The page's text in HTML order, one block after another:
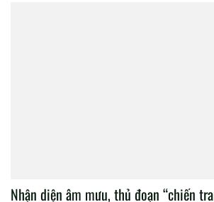
Nhận diện âm mưu, thủ đoạn “chiến